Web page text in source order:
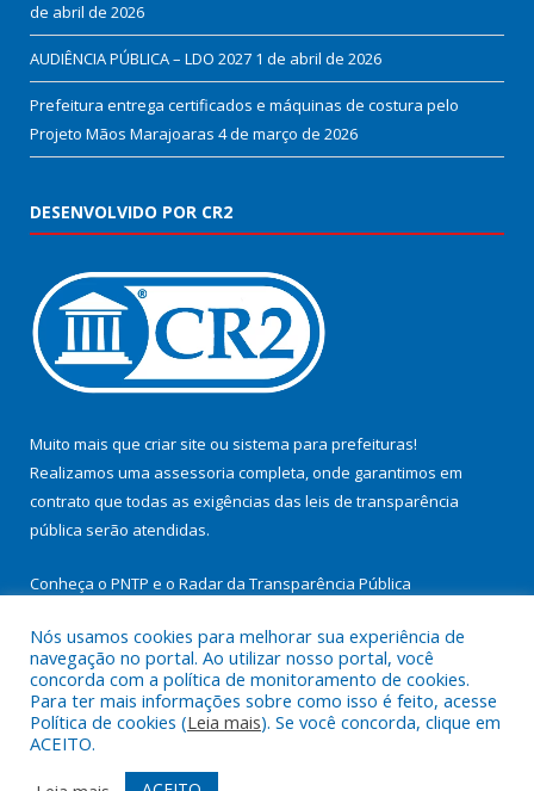
de abril de 2026
AUDIÊNCIA PÚBLICA – LDO 2027 1 de abril de 2026
Prefeitura entrega certificados e máquinas de costura pelo
Projeto Mãos Marajoaras 4 de março de 2026
DESENVOLVIDO POR CR2
Muito mais que criar site ou sistema para prefeituras!
Realizamos uma assessoria completa, onde garantimos em
contrato que todas as exigências das leis de transparência
pública serão atendidas.
Conheça o PNTP e o Radar da Transparência Pública
Todos os direitos reservados a Prefeitura Municipal de
Cachoeira do Arari.
Nós usamos cookies para melhorar sua experiência de
navegação no portal. Ao utilizar nosso portal, você
concorda com a política de monitoramento de cookies.
Para ter mais informações sobre como isso é feito, acesse
Política de cookies (Leia mais). Se você concorda, clique em
ACEITO.